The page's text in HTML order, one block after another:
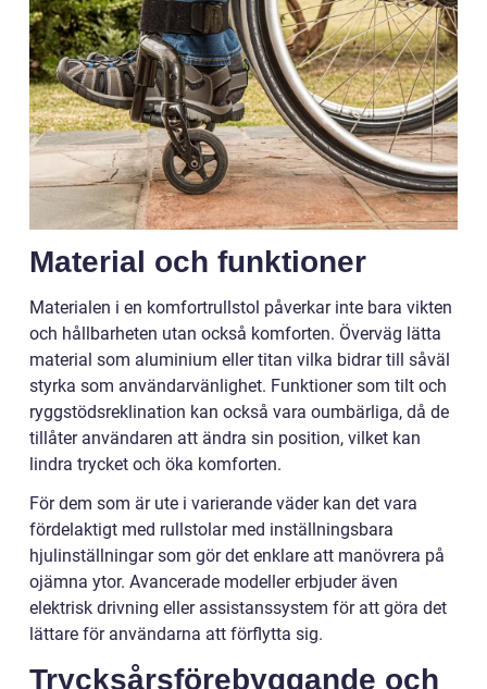
Material och funktioner
Materialen i en komfortrullstol påverkar inte bara vikten
och hållbarheten utan också komforten. Överväg lätta
material som aluminium eller titan vilka bidrar till såväl
styrka som användarvänlighet. Funktioner som tilt och
ryggstödsreklination kan också vara oumbärliga, då de
tillåter användaren att ändra sin position, vilket kan
lindra trycket och öka komforten.
För dem som är ute i varierande väder kan det vara
fördelaktigt med rullstolar med inställningsbara
hjulinställningar som gör det enklare att manövrera på
ojämna ytor. Avancerade modeller erbjuder även
elektrisk drivning eller assistanssystem för att göra det
lättare för användarna att förflytta sig.
Trycksårsförebyggande och